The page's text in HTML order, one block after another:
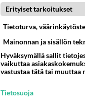
Erityiset tarkoitukset
Tietoturva,
Mainonnan ja sisällön
Hyväksymällä sallit
vaikuttaa
vastustaa tätä tai
Tietosuoja